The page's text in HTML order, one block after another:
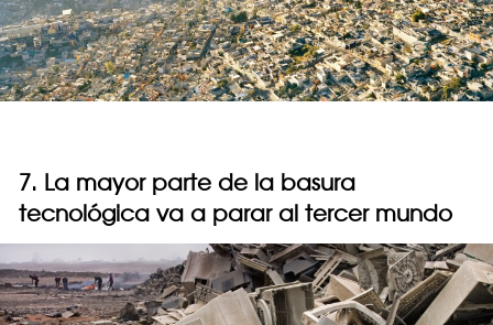
7. La mayor parte de la basura
tecnológica va a parar al tercer mundo